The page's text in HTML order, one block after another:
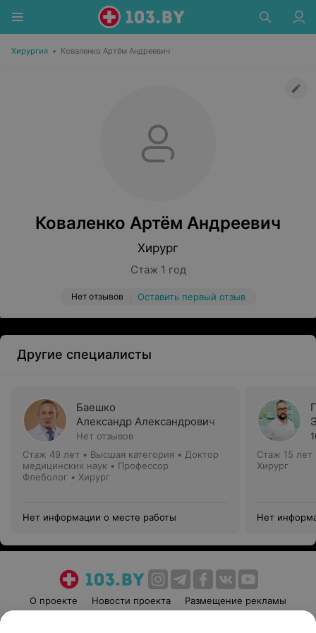
Хирургия • Коваленко Артём Андреевич
Коваленко Артём Андреевич
Хирург
Стаж 1 год
Нет отзывов Оставить первый отзыв
Другие специалисты
Баешко
Александр Александрович
Нет отзывов
Стаж 49 лет • Высшая категория • Доктор
медицинских наук • Профессор
Флеболог • Хирург
Нет информации о месте работы
Стаж 15 лет
Хирург
Нет
О проекте Новости проекта
Размещение рекламы